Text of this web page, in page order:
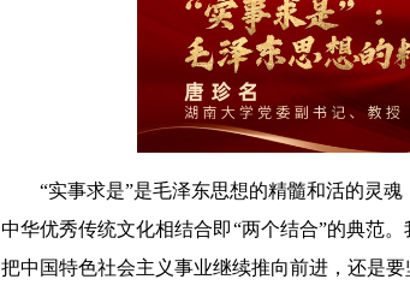
“实事求是”是毛泽东思想的精髓和活的灵
中华优秀传统文化相结合即“两个结合”的典范
把中国特色社会主义事业继续推向前进，还是要